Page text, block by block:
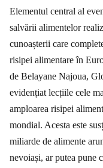
Elementul central al
salvării alimentelor
cunoașterii care
risipei alimentare în
de Belayane Najoua,
evidențiat lecțiile cele
amploarea risipei
mondial. Acesta este
miliarde de alimente
nevoiași, ar putea pune